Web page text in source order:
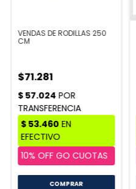
VENDAS DE RODILLAS 250
CM
$71.281
COMPRAR